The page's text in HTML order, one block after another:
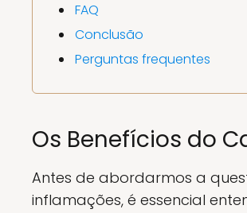
FAQ
Conclusão
Perguntas frequentes
Os Benefícios do
Antes de abordarmos a
inflamações, é essencial